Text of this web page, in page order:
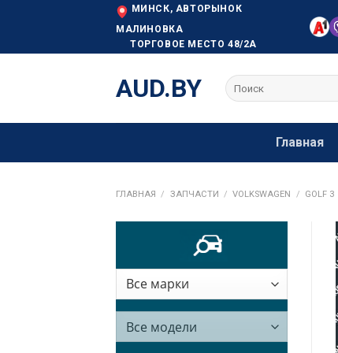
МИНСК, АВТОРЫНОК
МАЛИНОВКА
ТОРГОВОЕ МЕСТО 48/2А
AUD.BY Искать:
Главная
ГЛАВНАЯ / ЗАПЧАСТИ / VOLKSWAGEN / GOLF 3